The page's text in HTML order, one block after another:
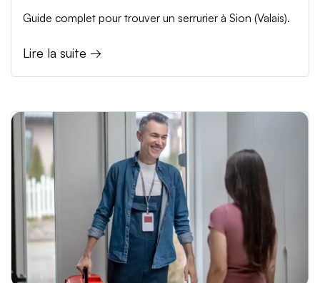
Guide complet pour trouver un serrurier à Sion (Valais).
Lire la suite →